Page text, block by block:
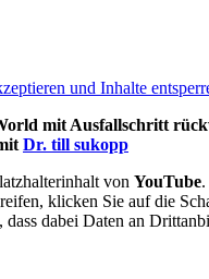
und Inhalte
mit Ausfallschritt
Dr. till sukopp
von YouTube
klicken Sie auf die
dass dabei Daten an